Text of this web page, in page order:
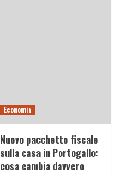
Economia
Nuovo pacchetto fiscale
sulla casa in Portogallo:
cosa cambia davvero